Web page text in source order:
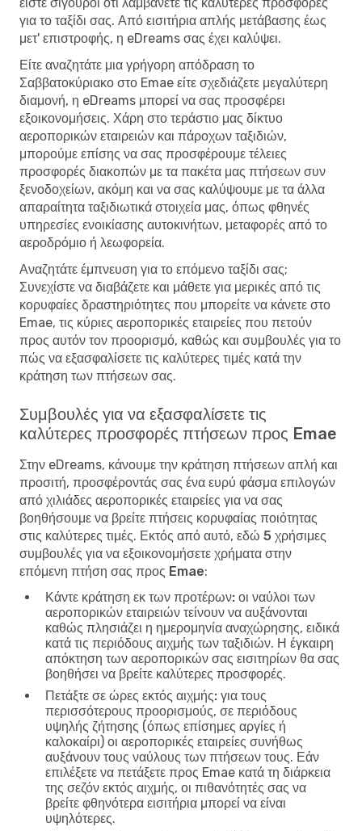
για το ταξίδι σας. Από εισιτήρια απλής μετάβασης έως
μετ' επιστροφής, η eDreams σας έχει καλύψει.
Είτε αναζητάτε μια γρήγορη απόδραση το
Σαββατοκύριακο στο Emae είτε σχεδιάζετε μεγαλύτερη
διαμονή, η eDreams μπορεί να σας προσφέρει
εξοικονομήσεις. Χάρη στο τεράστιο μας δίκτυο
αεροπορικών εταιρειών και πάροχων ταξιδιών,
μπορούμε επίσης να σας προσφέρουμε τέλειες
προσφορές διακοπών με τα πακέτα μας πτήσεων συν
ξενοδοχείων, ακόμη και να σας καλύψουμε με τα άλλα
απαραίτητα ταξιδιωτικά στοιχεία μας, όπως φθηνές
υπηρεσίες ενοικίασης αυτοκινήτων, μεταφορές από το
αεροδρόμιο ή λεωφορεία.
Αναζητάτε έμπνευση για το επόμενο ταξίδι σας;
Συνεχίστε να διαβάζετε και μάθετε για μερικές από τις
κορυφαίες δραστηριότητες που μπορείτε να κάνετε στο
Emae, τις κύριες αεροπορικές εταιρείες που πετούν
προς αυτόν τον προορισμό, καθώς και συμβουλές για το
πώς να εξασφαλίσετε τις καλύτερες τιμές κατά την
κράτηση των πτήσεων σας.
Συμβουλές για να εξασφαλίσετε τις
καλύτερες προσφορές πτήσεων προς Emae
Στην eDreams, κάνουμε την κράτηση πτήσεων απλή και
προσιτή, προσφέροντάς σας ένα ευρύ φάσμα επιλογών
από χιλιάδες αεροπορικές εταιρείες για να σας
βοηθήσουμε να βρείτε πτήσεις κορυφαίας ποιότητας
στις καλύτερες τιμές. Εκτός από αυτό, εδώ 5 χρήσιμες
συμβουλές για να εξοικονομήσετε χρήματα στην
επόμενη πτήση σας προς Emae:
Κάντε κράτηση εκ των προτέρων: οι ναύλοι των
αεροπορικών εταιρειών τείνουν να αυξάνονται
καθώς πλησιάζει η ημερομηνία αναχώρησης, ειδικά
κατά τις περιόδους αιχμής των ταξιδιών. Η έγκαιρη
απόκτηση των αεροπορικών σας εισιτηρίων θα σας
βοηθήσει να βρείτε καλύτερες προσφορές.
Πετάξτε σε ώρες εκτός αιχμής: για τους
περισσότερους προορισμούς, σε περιόδους
υψηλής ζήτησης (όπως επίσημες αργίες ή
καλοκαίρι) οι αεροπορικές εταιρείες συνήθως
αυξάνουν τους ναύλους των πτήσεων τους. Εάν
επιλέξετε να πετάξετε προς Emae κατά τη διάρκεια
της σεζόν εκτός αιχμής, οι πιθανότητές σας να
βρείτε φθηνότερα εισιτήρια μπορεί να είναι
υψηλότερες.